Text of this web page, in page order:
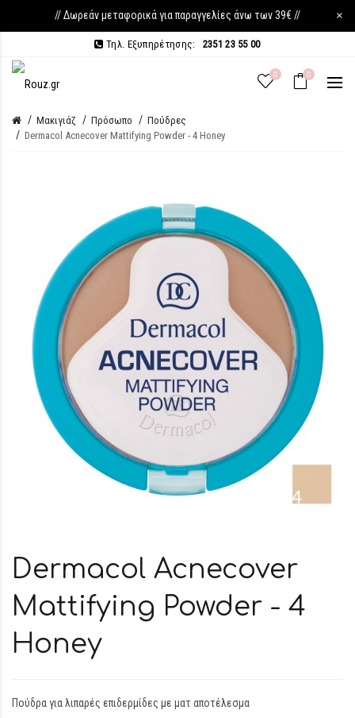
// Δωρεάν μεταφορικά για παραγγελίες άνω των 39€ // ×
Τηλ. Εξυπηρέτησης: 2351 23 55 00
0 0
Μακιγιάζ Πρόσωπο
Πούδρες
Dermacol Acnecover Mattifying Powder - 4 Honey
Dermacol Acnecover
Mattifying Powder - 4
Honey
Πούδρα για λιπαρές επιδερμίδες με ματ αποτέλεσμα